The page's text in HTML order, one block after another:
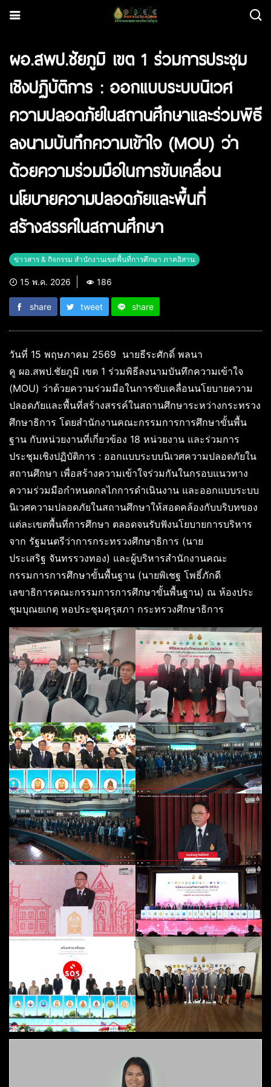
ผอ.สพป.ชัยภูมิ เขต 1 ร่วมการประชุม
เชิงปฏิบัติการ : ออกแบบระบบนิเวศ
ความปลอดภัยในสถานศึกษาและร่วมพิธี
ลงนามบันทึกความเข้าใจ (MOU) ว่า
ด้วยความร่วมมือในการขับเคลื่อน
นโยบายความปลอดภัยและพื้นที่
สร้างสรรค์ในสถานศึกษา
ข่าวสาร & กิจกรรม สำนักงานเขตพื้นที่การศึกษา ภาคอิสาน
15 พ.ค. 2026 186
share tweet share
วันที่ 15 พฤษภาคม 2569 นายธีระศักดิ์ พลนา
คู ผอ.สพป.ชัยภูมิ เขต 1 ร่วมพิธีลงนามบันทึกความเข้าใจ
(MOU) ว่าด้วยความร่วมมือในการขับเคลื่อนนโยบายความ
ปลอดภัยและพื้นที่สร้างสรรค์ในสถานศึกษาระหว่างกระทรวง
ศึกษาธิการ โดยสำนักงานคณะกรรมการการศึกษาขั้นพื้น
ฐาน กับหน่วยงานที่เกี่ยวข้อง 18 หน่วยงาน และร่วมการ
ประชุมเชิงปฏิบัติการ : ออกแบบระบบนิเวศความปลอดภัยใน
สถานศึกษา เพื่อสร้างความเข้าใจร่วมกันในกรอบแนวทาง
ความร่วมมือกำหนดกลไกการดำเนินงาน และออกแบบระบบ
นิเวศความปลอดภัยในสถานศึกษาให้สอดคล้องกับบริบทของ
แต่ละเขตพื้นที่การศึกษา ตลอดจนรับฟังนโยบายการบริหาร
จาก รัฐมนตรีว่าการกระทรวงศึกษาธิการ (นาย
ประเสริฐ จันทรรวงทอง) และผู้บริหารสำนักงานคณะ
กรรมการการศึกษาขั้นพื้นฐาน (นายพิเชฐ โพธิ์ภักดี
เลขาธิการคณะกรรมการการศึกษาขั้นพื้นฐาน) ณ ห้องประ
ชุมบุณยเกตุ หอประชุมคุรุสภา กระทรวงศึกษาธิการ